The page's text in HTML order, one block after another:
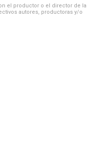
el productor o el director de la
autores, productoras y/o